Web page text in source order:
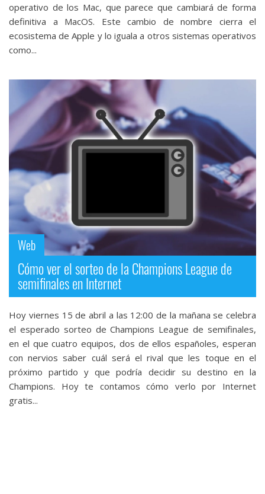
Profesional
+
temas
Sorteos
Foros
Contacto
Sobre
nosotros
/
Publicidad
/
Cambiar
opciones
de
privacidad
/
Aviso
Legal
El medio de
operativo de los Mac, que parece que cambiará de forma
definitiva a MacOS. Este cambio de nombre cierra el
ecosistema de Apple y lo iguala a otros sistemas operativos
como...
Web
Cómo ver el sorteo de la Champions League de
semifinales en Internet
Hoy viernes 15 de abril a las 12:00 de la mañana se celebra
el esperado sorteo de Champions League de semifinales,
en el que cuatro equipos, dos de ellos españoles, esperan
con nervios saber cuál será el rival que les toque en el
próximo partido y que podría decidir su destino en la
Champions. Hoy te contamos cómo verlo por Internet
gratis...